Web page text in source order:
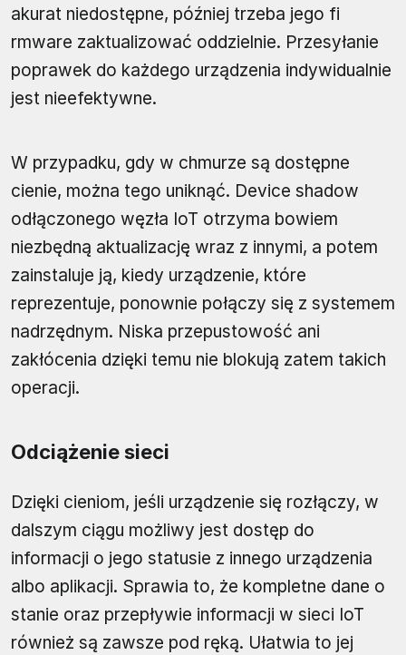
akurat niedostępne, później trzeba jego fi
rmware zaktualizować oddzielnie. Przesyłanie
poprawek do każdego urządzenia indywidualnie
jest nieefektywne.
W przypadku, gdy w chmurze są dostępne
cienie, można tego uniknąć. Device shadow
odłączonego węzła IoT otrzyma bowiem
niezbędną aktualizację wraz z innymi, a potem
zainstaluje ją, kiedy urządzenie, które
reprezentuje, ponownie połączy się z systemem
nadrzędnym. Niska przepustowość ani
zakłócenia dzięki temu nie blokują zatem takich
operacji.
Odciążenie sieci
Dzięki cieniom, jeśli urządzenie się rozłączy, w
dalszym ciągu możliwy jest dostęp do
informacji o jego statusie z innego urządzenia
albo aplikacji. Sprawia to, że kompletne dane o
stanie oraz przepływie informacji w sieci IoT
również są zawsze pod ręką. Ułatwia to jej